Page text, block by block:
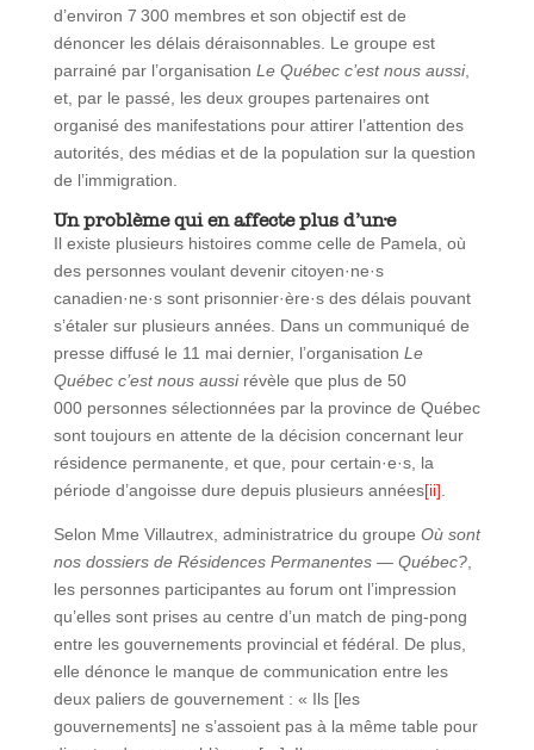
d’environ 7 300 membres et son objectif est de
dénoncer les délais déraisonnables. Le groupe est
parrainé par l’organisation Le Québec c’est nous aussi,
et, par le passé, les deux groupes partenaires ont
organisé des manifestations pour attirer l’attention des
autorités, des médias et de la population sur la question
de l’immigration.
Un problème qui en affecte plus d’un·e
Il existe plusieurs histoires comme celle de Pamela, où
des personnes voulant devenir citoyen·ne·s
canadien·ne·s sont prisonnier·ère·s des délais pouvant
s’étaler sur plusieurs années. Dans un communiqué de
presse diffusé le 11 mai dernier, l’organisation Le
Québec c’est nous aussirévèle que plus de 50
000 personnes sélectionnées par la province de Québec
sont toujours en attente de la décision concernant leur
résidence permanente, et que, pour certain·e·s, la
période d’angoisse dure depuis plusieurs années[ii]
Selon Mme Villautrex, administratrice du groupe Où sont
nos dossiers de Résidences Permanentes — Québec?,
les personnes participantes au forum ont l’impression
qu’elles sont prises au centre d’un match de ping-pong
entre les gouvernements provincial et fédéral. De plus,
elle dénonce le manque de communication entre les
deux paliers de gouvernement : « Ils [les
gouvernements] ne s’assoient pas à la même table pour